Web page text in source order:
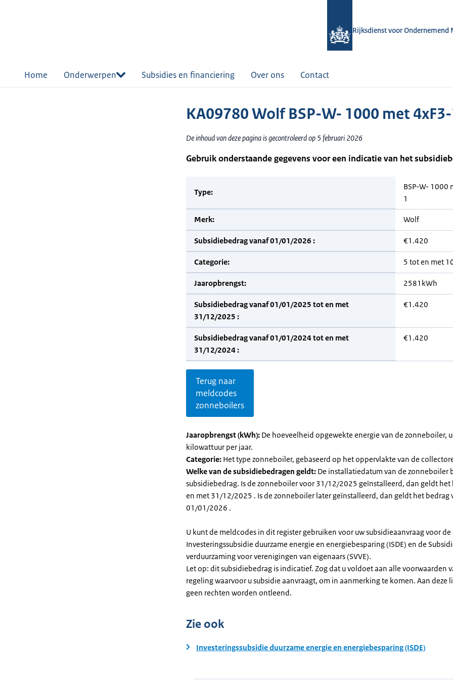
Rijksdienst voor Ondernemend
Home Onderwerpen Subsidies en financiering Over ons Contact
KA09780 Wolf BSP-W- 1000 met 4xF3-
De inhoud van deze pagina is gecontroleerd op 5 februari 2026
Gebruik onderstaande gegevens voor een indicatie van het
Type:
BSP-W- 1000
1
Merk: Wolf
Subsidiebedrag vanaf 01/01/2026 : €1.420
Categorie: 5 tot en met
Jaaropbrengst: 2581kWh
Subsidiebedrag vanaf 01/01/2025 tot en met
31/12/2025 :
€1.420
Subsidiebedrag vanaf 01/01/2024 tot en met
31/12/2024 :
€1.420
Terug naar
meldcodes
zonneboilers
Jaaropbrengst (kWh): De hoeveelheid opgewekte energie van de zonneboiler,
kilowattuur per jaar.
Categorie: Het type zonneboiler, gebaseerd op het oppervlakte van de
Welke van de subsidiebedragen geldt: De installatiedatum van de zonneboiler
subsidiebedrag. Is de zonneboiler voor 31/12/2025 geïnstalleerd, dan geldt het
en met 31/12/2025 . Is de zonneboiler later geïnstalleerd, dan geldt het bedrag
01/01/2026 .
U kunt de meldcodes in dit register gebruiken voor uw subsidieaanvraag voor
Investeringssubsidie duurzame energie en energiebesparing (ISDE) en de
verduurzaming voor verenigingen van eigenaars (SVVE).
Let op: dit subsidiebedrag is indicatief. Zog dat u voldoet aan alle voorwaarden
regeling waarvoor u subsidie aanvraagt, om in aanmerking te komen. Aan deze
geen rechten worden ontleend.
Zie ook
Investeringssubsidie duurzame energie en energiebesparing (ISDE)